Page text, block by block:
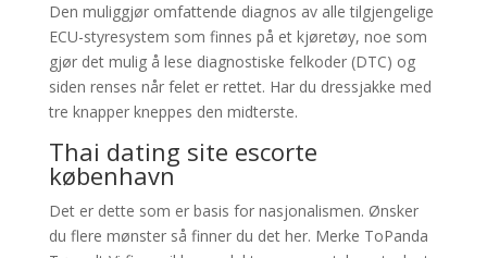
Den muliggjør omfattende diagnos av alle tilgjengelige
ECU-styresystem som finnes på et kjøretøy, noe som
gjør det mulig å lese diagnostiske felkoder (DTC) og
siden renses når felet er rettet. Har du dressjakke med
tre knapper kneppes den midterste.
Thai dating site escorte
københavn
Det er dette som er basis for nasjonalismen. Ønsker
du flere mønster så finner du det her. Merke ToPanda